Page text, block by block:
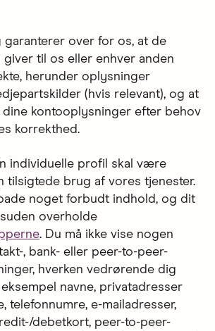
over for os, at de
giver til os eller enhver anden
herunder oplysninger
(hvis relevant), og at
kontooplysninger efter behov
korrekthed.
individuelle profil skal være
tilsigtede brug af vores tjenester.
noget forbudt indhold, og dit
overholde
. Du må ikke vise nogen
, bank- eller peer-to-peer-
hverken vedrørende dig
navne, privatadresser
telefonnumre, e-mailadresser,
debetkort, peer-to-peer-